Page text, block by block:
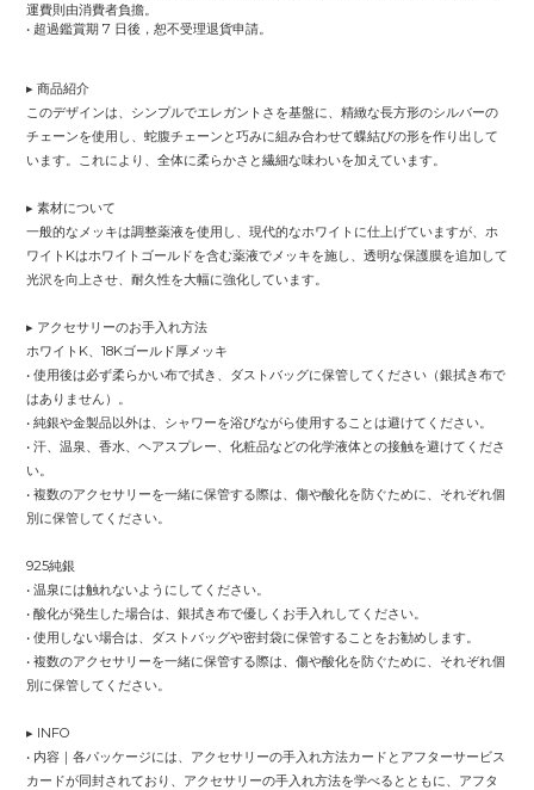
運費則由消費者負擔。
• 超過鑑賞期 7 日後，恕不受理退貨申請。
▸ 商品紹介
このデザインは、シンプルでエレガントさを基盤に、精緻な長方形のシルバーの
チェーンを使用し、蛇腹チェーンと巧みに組み合わせて蝶結びの形を作り出して
います。これにより、全体に柔らかさと繊細な味わいを加えています。
▸ 素材について
一般的なメッキは調整薬液を使用し、現代的なホワイトに仕上げていますが、ホ
ワイトKはホワイトゴールドを含む薬液でメッキを施し、透明な保護膜を追加して
光沢を向上させ、耐久性を大幅に強化しています。
▸ アクセサリーのお手入れ方法
ホワイトK、18Kゴールド厚メッキ
• 使用後は必ず柔らかい布で拭き、ダストバッグに保管してください（銀拭き布で
はありません）。
• 純銀や金製品以外は、シャワーを浴びながら使用することは避けてください。
• 汗、温泉、香水、ヘアスプレー、化粧品などの化学液体との接触を避けてくださ
い。
• 複数のアクセサリーを一緒に保管する際は、傷や酸化を防ぐために、それぞれ個
別に保管してください。
925純銀
• 温泉には触れないようにしてください。
• 酸化が発生した場合は、銀拭き布で優しくお手入れしてください。
• 使用しない場合は、ダストバッグや密封袋に保管することをお勧めします。
• 複数のアクセサリーを一緒に保管する際は、傷や酸化を防ぐために、それぞれ個
別に保管してください。
▸ INFO
• 内容｜各パッケージには、アクセサリーの手入れ方法カードとアフターサービス
カードが同封されており、アクセサリーの手入れ方法を学べるとともに、アフタ